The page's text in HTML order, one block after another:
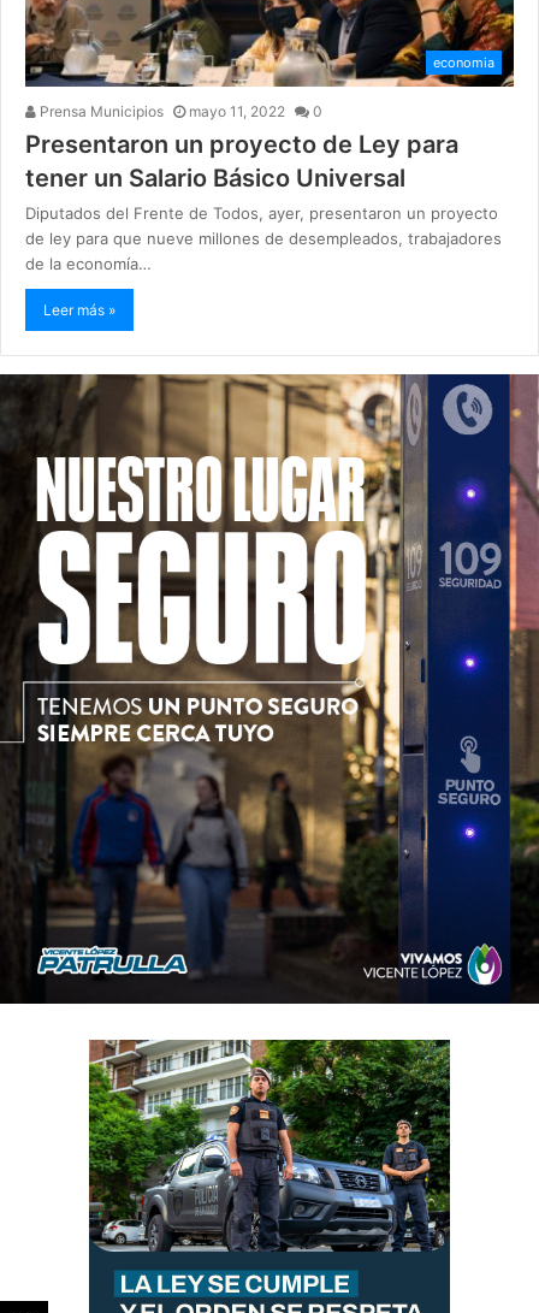
economia
Prensa Municipios mayo 11, 2022 0
Presentaron un proyecto de Ley para
tener un Salario Básico Universal
Diputados del Frente de Todos, ayer, presentaron un proyecto
de ley para que nueve millones de desempleados, trabajadores
de la economía…
Leer más »